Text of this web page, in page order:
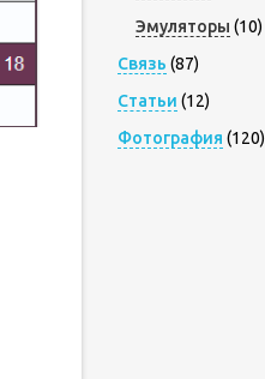
Эмуляторы (10)
Связь (87)
Статьи (12)
Фотография (120)